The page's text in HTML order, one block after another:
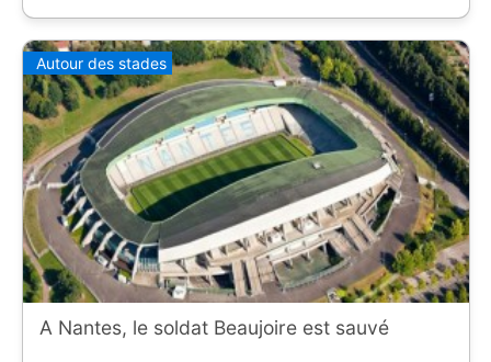
Autour des stades
A Nantes, le soldat Beaujoire est sauvé